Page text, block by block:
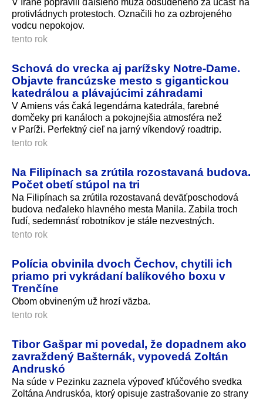
V Iráne popravili ďalšieho muža odsúdeného za účasť na
protivládnych protestoch. Označili ho za ozbrojeného
vodcu nepokojov.
tento rok
Schová do vrecka aj parížsky Notre-Dame.
Objavte francúzske mesto s gigantickou
katedrálou a plávajúcimi záhradami
V Amiens vás čaká legendárna katedrála, farebné
domčeky pri kanáloch a pokojnejšia atmosféra než
v Paríži. Perfektný cieľ na jarný víkendový roadtrip.
tento rok
Na Filipínach sa zrútila rozostavaná budova.
Počet obetí stúpol na tri
Na Filipínach sa zrútila rozostavaná deväťposchodová
budova neďaleko hlavného mesta Manila. Zabila troch
ľudí, sedemnásť robotníkov je stále nezvestných.
tento rok
Polícia obvinila dvoch Čechov, chytili ich
priamo pri vykrádaní balíkového boxu v
Trenčíne
Obom obvineným už hrozí väzba.
tento rok
Tibor Gašpar mi povedal, že dopadnem ako
zavraždený Bašternák, vypovedá Zoltán
Andruskó
Na súde v Pezinku zaznela výpoveď kľúčového svedka
Zoltána Andruskóa, ktorý opisuje zastrašovanie zo strany